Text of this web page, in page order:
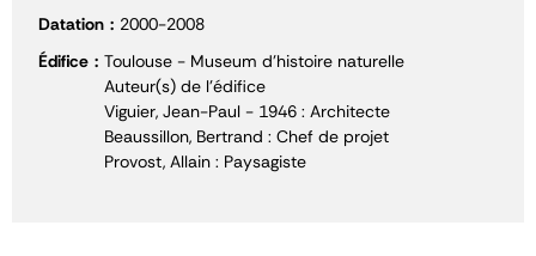
Datation
2000-2008
Édifice
Toulouse - Museum d'histoire naturelle
Auteur(s) de l'édifice
Viguier, Jean-Paul - 1946 : Architecte
Beaussillon, Bertrand : Chef de projet
Provost, Allain : Paysagiste